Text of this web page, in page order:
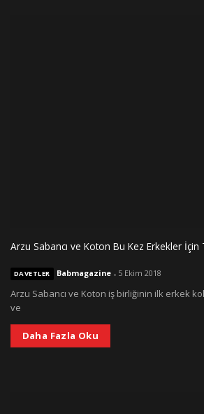
Arzu Sabancı ve Koton Bu Kez Erkekler İçin
DAVETLER Babmagazine- 5 Ekim 2018
Arzu Sabancı ve Koton iş birliğinin ilk erkek
ve
Daha Fazla Oku